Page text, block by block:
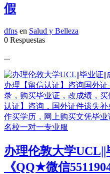
假
dfns en Salud y Belleza
0 Respuestas
...
办理伦敦大学UCL||
《QQ★微信